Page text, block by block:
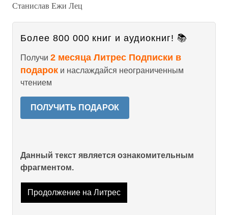
Станислав Ежи Лец
Более 800 000 книг и аудиокниг! 📚
Получи 2 месяца Литрес Подписки в
подарок и наслаждайся неограниченным
чтением
ПОЛУЧИТЬ ПОДАРОК
Данный текст является ознакомительным
фрагментом.
Продолжение на Литрес